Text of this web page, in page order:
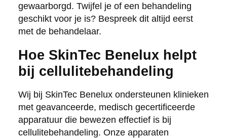
gewaarborgd. Twijfel je of een behandeling
geschikt voor je is? Bespreek dit altijd eerst
met de behandelaar.
Hoe SkinTec Benelux helpt
bij cellulitebehandeling
Wij bij SkinTec Benelux ondersteunen klinieken
met geavanceerde, medisch gecertificeerde
apparatuur die bewezen effectief is bij
cellulitebehandeling. Onze apparaten